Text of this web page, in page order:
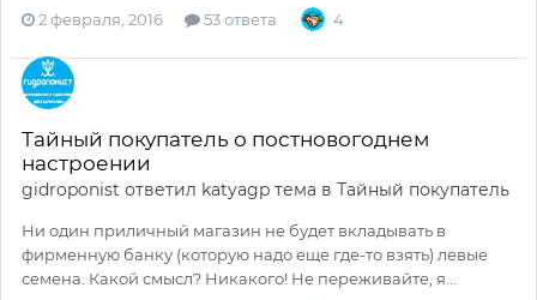
2 февраля, 2016 53 ответа 4
Тайный покупатель о постновогоднем
настроении
gidroponist ответил katyagp тема в Тайный покупатель
Ни один приличный магазин не будет вкладывать в
фирменную банку (которую надо еще где-то взять) левые
семена. Какой смысл? Никакого! Не переживайте, я...